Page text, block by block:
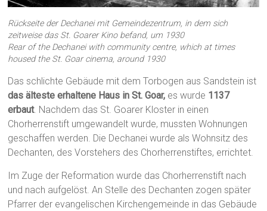
Rückseite der Dechanei mit Gemeindezentrum, in dem sich
zeitweise das St. Goarer Kino befand, um 1930
Rear of the Dechanei with community centre, which at times
housed the St. Goar cinema, around 1930
Das schlichte Gebäude mit dem Torbogen aus Sandstein ist
das älteste erhaltene Haus in St. Goar, es wurde 1137
erbaut. Nachdem das St. Goarer Kloster in einen
Chorherrenstift umgewandelt wurde, mussten Wohnungen
geschaffen werden. Die Dechanei wurde als Wohnsitz des
Dechanten, des Vorstehers des Chorherrenstiftes, errichtet.
Im Zuge der Reformation wurde das Chorherrenstift nach
und nach aufgelöst. An Stelle des Dechanten zogen später
Pfarrer der evangelischen Kirchengemeinde in das Gebäude